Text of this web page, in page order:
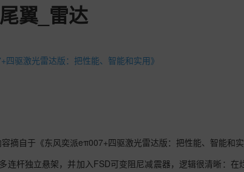
翼_雷达
四驱激光雷达版：把性能、智能和实用》
摘自于《东风奕派eπ007+四驱激光雷达版：把性能、智能和实
连杆独立悬架，并加入FSD可变阻尼减震器，逻辑很清晰：在